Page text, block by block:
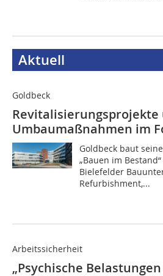
Aktuell
Goldbeck
Revitalisierungsprojekte
Umbaumaßnahmen im
Goldbeck baut
„Bauen im
Bielefelder
Refurbishment,...
Arbeitssicherheit
„Psychische